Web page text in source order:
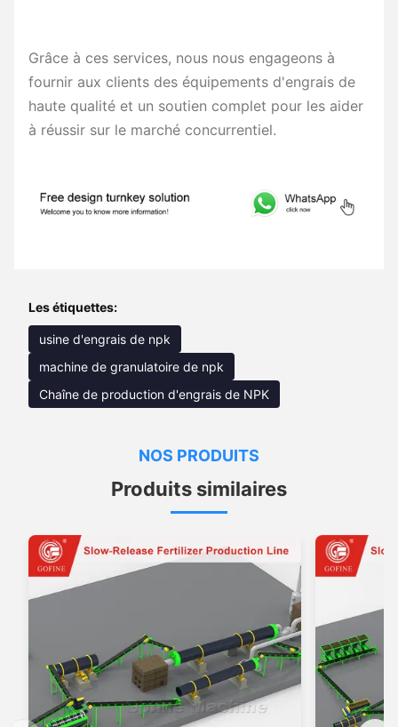
Grâce à ces services, nous nous engageons à
fournir aux clients des équipements d'engrais de
haute qualité et un soutien complet pour les aider
à réussir sur le marché concurrentiel.
Les étiquettes:
usine d'engrais de npk
machine de granulatoire de npk
Chaîne de production d'engrais de NPK
NOS PRODUITS
Produits similaires